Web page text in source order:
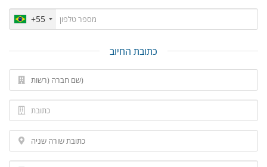
+55
כתובת החיוב